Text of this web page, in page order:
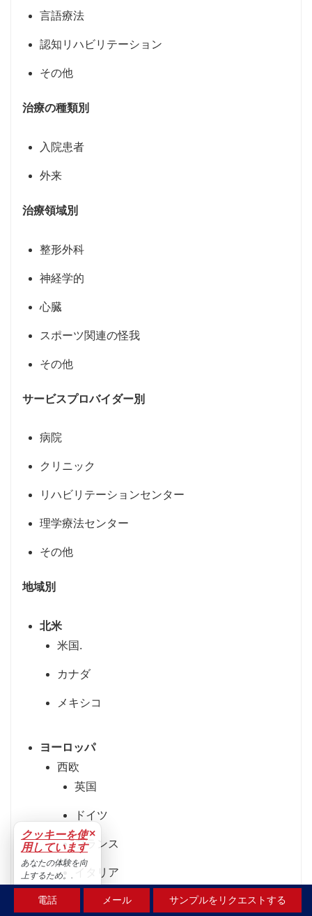
言語療法
認知リハビリテーション
その他
治療の種類別
入院患者
外来
治療領域別
整形外科
神経学的
心臓
スポーツ関連の怪我
その他
サービスプロバイダー別
病院
クリニック
リハビリテーションセンター
理学療法センター
その他
地域別
北米
米国.
カナダ
メキシコ
ヨーロッパ
西欧
英国
ドイツ
フランス
イタリア
スペイン
電話 メール サンプルをリクエストする
クッキーを使
用しています
×
あなたの体験を向
上するため。.
受け入れる